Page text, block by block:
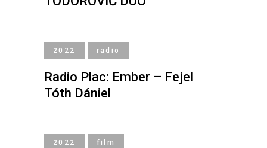
2022 radio
Radio Plac: Ember – Fejel
Tóth Dániel
2022 film